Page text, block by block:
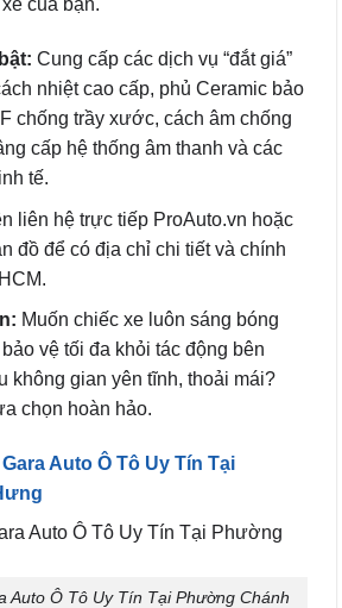
của bạn.
Cung cấp các dịch vụ “đắt giá”
nhiệt cao cấp, phủ Ceramic bảo
chống trầy xước, cách âm chống
cấp hệ thống âm thanh và các
tế.
liên hệ trực tiếp ProAuto.vn hoặc
đồ để có địa chỉ chi tiết và chính
Muốn chiếc xe luôn sáng bóng
vệ tối đa khỏi tác động bên
không gian yên tĩnh, thoải mái?
chọn hoàn hảo.
Gara Auto Ô Tô Uy Tín Tại
Auto Ô Tô Uy Tín Tại Phường Chánh